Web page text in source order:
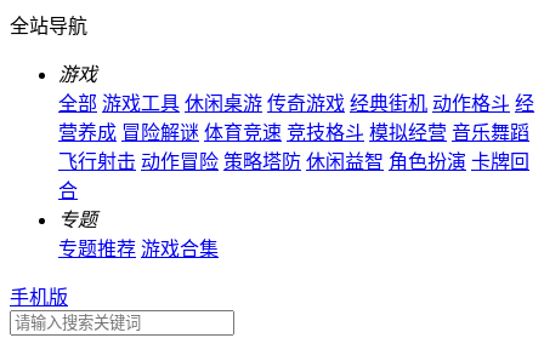
全站导航
游戏
全部 游戏工具 休闲桌游 传奇游戏 经典街机 动作格斗 经
营养成 冒险解谜 体育竞速 竞技格斗 模拟经营 音乐舞蹈
飞行射击 动作冒险 策略塔防 休闲益智 角色扮演 卡牌回
合
专题
专题推荐 游戏合集
手机版